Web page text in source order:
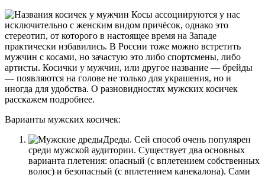
Косы ассоциируются у нас
исключительно с женским видом причёсок, однако это
стереотип, от которого в настоящее время на Западе
практически избавились. В России тоже можно встретить
мужчин с косами, но зачастую это либо спортсмены, либо
артисты. Косички у мужчин, или другое название — брейды
— появляются на голове не только для украшения, но и
иногда для удобства. О разновидностях мужских косичек
расскажем подробнее.
Варианты мужских косичек:
Дреды. Сей способ очень популярен
среди мужской аудитории. Существует два основных
варианта плетения: опасный (с вплетением собственных
волос) и безопасный (с вплетением канекалона). Сами